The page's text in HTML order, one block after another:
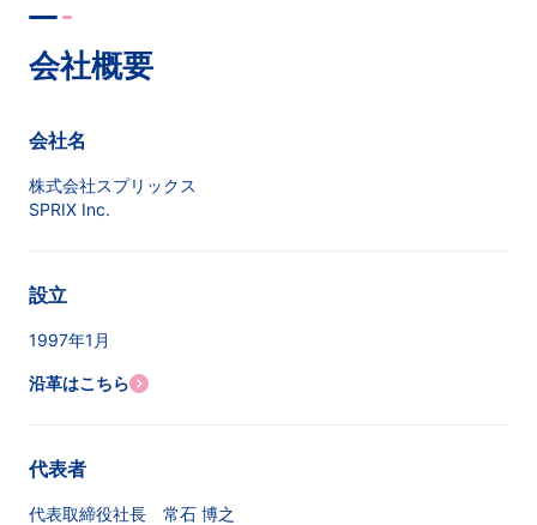
会社概要
会社名
株式会社スプリックス
SPRIX Inc.
設立
1997年1月
沿革はこちら
代表者
代表取締役社長 常石 博之